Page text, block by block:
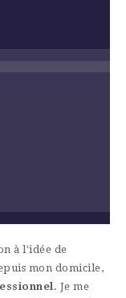
à l'idée de
mon domicile,
. Je me